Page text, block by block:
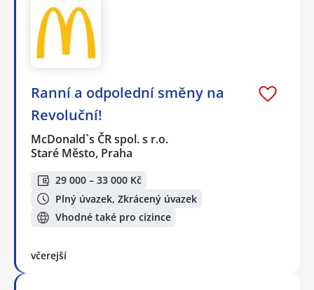
Ranní a odpolední směny na
Revoluční!
McDonald`s ČR spol. s r.o.
Staré Město, Praha
29 000 – 33 000 Kč
Plný úvazek, Zkrácený úvazek
Vhodné také pro cizince
včerejší